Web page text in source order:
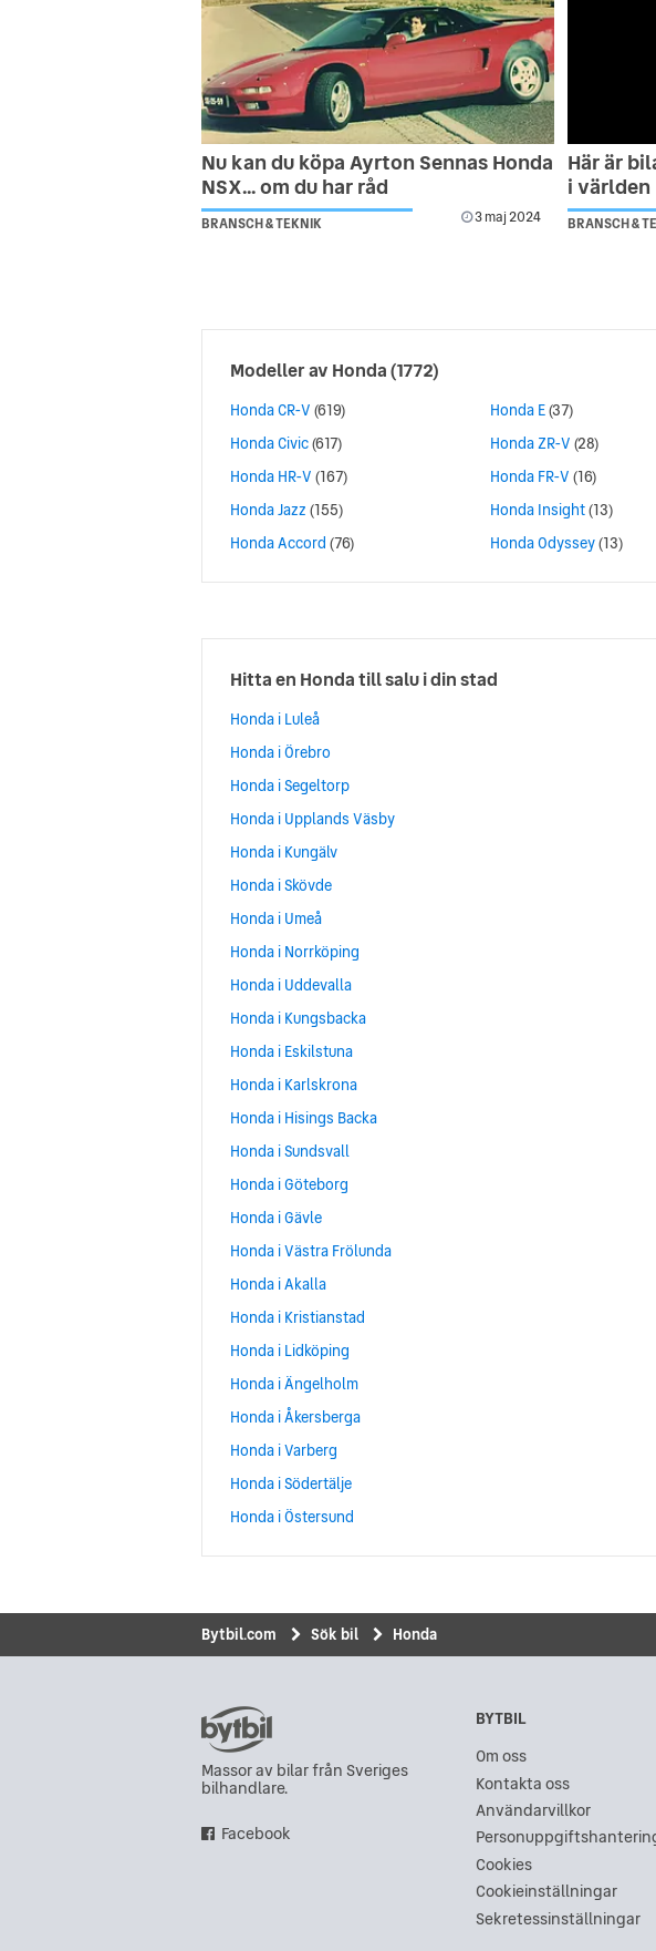
Nu kan du köpa Ayrton Sennas Honda
NSX... om du har råd
BRANSCH & TEKNIK 3 maj 2024
Här är
i världen
BRANSCH &
Modeller av Honda(1772)
Honda CR-V (619)
Honda Civic(617)
Honda HR-V (167)
Honda Jazz (155)
Honda Accord (76)
Honda E(37)
Honda ZR-V (28)
Honda FR-V (16)
Honda Insight(13)
Honda Odyssey(13)
Hitta en Honda till salu i din stad
Honda i Luleå
Honda i Örebro
Honda i Segeltorp
Honda i Upplands Väsby
Honda i Kungälv
Honda i Skövde
Honda i Umeå
Honda i Norrköping
Honda i Uddevalla
Honda i Kungsbacka
Honda i Eskilstuna
Honda i Karlskrona
Honda i Hisings Backa
Honda i Sundsvall
Honda i Göteborg
Honda i Gävle
Honda i Västra Frölunda
Honda i Akalla
Honda i Kristianstad
Honda i Lidköping
Honda i Ängelholm
Honda i Åkersberga
Honda i Varberg
Honda i Södertälje
Honda i Östersund
Bytbil.com Sök bil Honda
Massor av bilar från Sveriges
bilhandlare.
Facebook
BYTBIL
Om oss
Kontakta oss
Användarvillkor
Cookies
Cookieinställningar
Sekretessinställningar